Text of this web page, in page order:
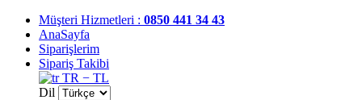
Müşteri Hizmetleri : 0850 441 34 43
AnaSayfa
Siparişlerim
Sipariş Takibi
TR − TL
Dil